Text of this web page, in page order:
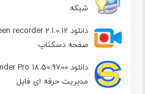
شبکه
صفحه دسکتاپ
مدیریت حرفه ای فایل